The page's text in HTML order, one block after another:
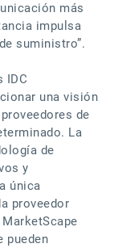
más
impulsa
suministro”.
IDC
una visión
de
La
de
y
única
proveedor
pueden